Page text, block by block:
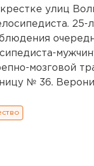
улиц
25-
мозговой
№ 36.